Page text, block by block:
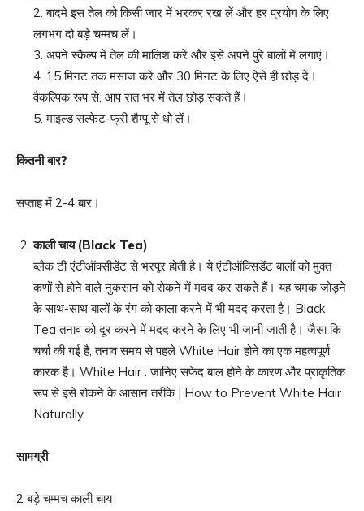
2. बादमे इस तेल को किसी जार में भरकर रख लें और हर प्रयोग के लिए
लगभग दो बड़े चम्मच लें।
3. अपने स्कैल्प में तेल की मालिश करें और इसे अपने पुरे बालों में लगाएं।
4. 15 मिनट तक मसाज करे और 30 मिनट के लिए ऐसे ही छोड़ दें।
वैकल्पिक रूप से, आप रात भर में तेल छोड़ सकते हैं।
5. माइल्ड सल्फेट-फ्री शैम्पू से धो लें।
कितनी बार?
सप्ताह में 2-4 बार।
काली चाय (Black Tea)
ब्लैक टी एंटीऑक्सीडेंट से भरपूर होती है। ये एंटीऑक्सिडेंट बालों को मुक्त
कणों से होने वाले नुकसान को रोकने में मदद कर सकते हैं। यह चमक जोड़ने
के साथ-साथ बालों के रंग को काला करने में भी मदद करता है। Black
Tea तनाव को दूर करने में मदद करने के लिए भी जानी जाती है। जैसा कि
चर्चा की गई है, तनाव समय से पहले White Hair होने का एक महत्वपूर्ण
कारक है। White Hair : जानिए सफेद बाल होने के कारण और प्राकृतिक
रूप से इसे रोकने के आसान तरीके | How to Prevent White Hair
Naturally.
सामग्री
2 बड़े चम्मच काली चाय